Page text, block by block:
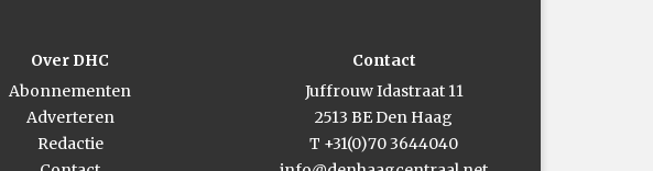
Over DHC
Abonnementen
Adverteren
Redactie
Contact
Juffrouw Idastraat 11
2513 BE Den Haag
T +31(0)70 3644040